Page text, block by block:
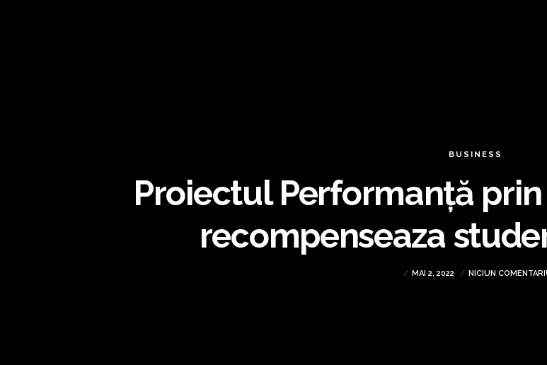
BUSINESS
Proiectul Performanță
recompenseaza
MAI 2, 2022 NICIUN